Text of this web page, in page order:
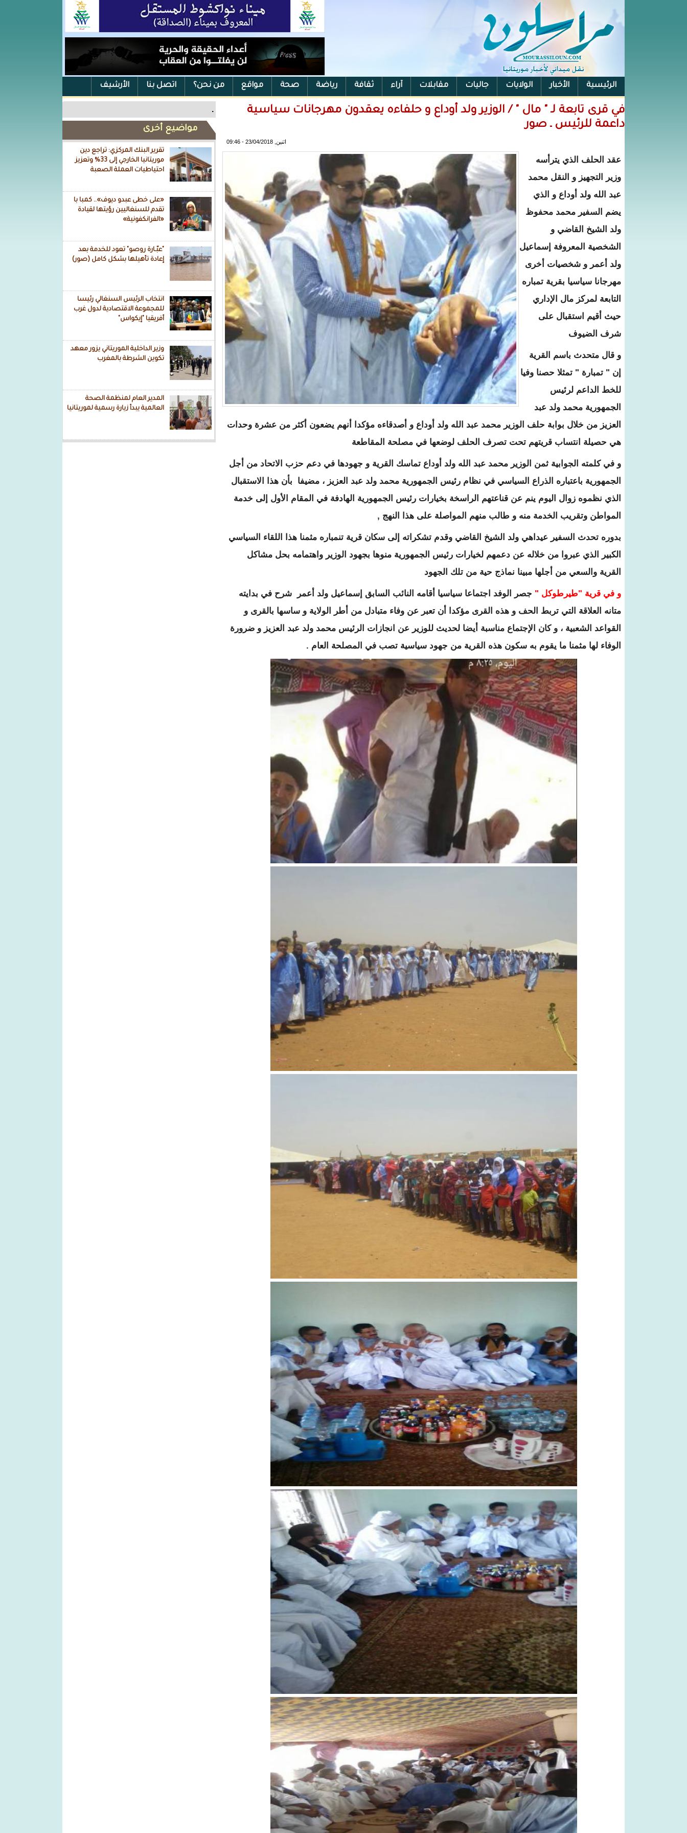
الرئيسية الأخبار الولايات جاليات مقابلات آراء ثقافة رياضة صحة مواقع من نحن؟ اتصل بنا الأرشيف
الفيس بوك .
مواضيع أخرى
تقرير البنك المركزي: تراجع دين
موريتانيا الخارجي إلى 33% وتعزيز
احتياطيات العملة الصعبة
«على خطى عبدو ديوف».. كمبا با
تقدم للسنغاليين رؤيتها لقيادة
«الفرانكفونية»
"عبّـارة روصو" تعود للخدمة بعد
إعادة تأهيلها بشكل كامل (صور)
انتخاب الرئيس السنغالي رئيسا
للمجموعة الاقتصادية لدول غرب
أفريقيا "إيكواس"
وزير الداخلية الموريتاني يزور معهد
تكوين الشرطة بالمغرب
المدير العام لمنظمة الصحة
العالمية يبدأ زيارة رسمية لموريتانيا
في قرى تابعة لـ " مال " / الوزير ولد أوداع و حلفاءه يعقدون مهرجانات سياسية
داعمة للرئيس ـ صور
اثنين, 23/04/2018 - 09:46
عقد الحلف الذي يترأسه
وزير التجهيز و النقل محمد
عبد الله ولد أوداع و الذي
يضم السفير محمد محفوظ
ولد الشيخ القاضي و
الشخصية المعروفة إسماعيل
ولد أعمر و شخصيات أخرى
مهرجانا سياسيا بقرية تمباره
التابعة لمركز مال الإداري
حيث أقيم استقبال على
شرف الضيوف
و قال متحدث باسم القرية
إن " تمبارة " تمثلا حصنا وفيا
للخط الداعم لرئيس
الجمهورية محمد ولد عبد
العزيز من خلال بوابة حلف الوزير محمد عبد الله ولد أوداع و أصدقاءه مؤكدا أنهم يضعون أكثر من عشرة وحدات
هي حصيلة انتساب قريتهم تحت تصرف الحلف لوضعها في مصلحة المقاطعة
و في كلمته الجوابية ثمن الوزير محمد عبد الله ولد أوداع تماسك القرية و جهودها في دعم حزب الاتحاد من أجل
الجمهورية باعتباره الذراع السياسي في نظام رئيس الجمهورية محمد ولد عبد العزيز ، مضيفا بأن هذا الاستقبال
الذي نظموه زوال اليوم ينم عن قناعتهم الراسخة بخيارات رئيس الجمهورية الهادفة في المقام الأول إلى خدمة
المواطن وتقريب الخدمة منه و طالب منهم المواصلة على هذا النهج ,
بدوره تحدث السفير عيداهي ولد الشيخ القاضي وقدم تشكراته إلى سكان قرية تنمباره مثمنا هذا اللقاء السياسي
الكبير الذي عبروا من خلاله عن دعمهم لخيارات رئيس الجمهورية منوها بجهود الوزير واهتمامه بحل مشاكل
القرية والسعي من أجلها مبينا نماذج حية من تلك الجهود
و في قرية "طيرطوكل " جصر الوفد اجتماعا سياسيا أقامه النائب السابق إسماعيل ولد أعمر شرح في بدايته
متانه العلاقة التي تربط الحف و هذه القرى مؤكدا أن تعبر عن وفاء متبادل من أطر الولاية و ساسها بالقرى و
القواعد الشعبية ، و كان الإجتماع مناسبة أيضا لحديث للوزير عن انجازات الرئيس محمد ولد عبد العزيز و ضرورة
الوفاء لها مثمنا ما يقوم به سكون هذه القرية من جهود سياسية تصب في المصلحة العام .